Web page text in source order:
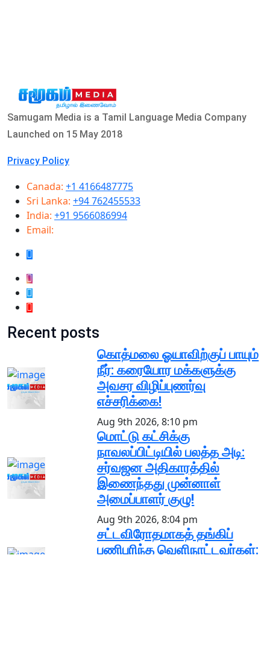
Samugam Media is a Tamil Language Media Company
Launched on 15 May 2018
Privacy Policy
Canada: +1 4166487775
Sri Lanka: +94 762455533
India: +91 9566086994
Email:
Recent posts
கொத்மலை ஓயாவிற்குப் பாயும்
நீர்: கரையோர மக்களுக்கு
அவசர விழிப்புணர்வு
எச்சரிக்கை!
Aug 9th 2026, 8:10 pm
மொட்டு கட்சிக்கு
நாவலப்பிட்டியில் பலத்த அடி:
சர்வஜன அதிகாரத்தில்
இணைந்தது முன்னாள்
அமைப்பாளர் குழு!
Aug 9th 2026, 8:04 pm
சட்டவிரோதமாகத் தங்கிப்
பணிபுரிந்த வெளிநாட்டவர்கள்: